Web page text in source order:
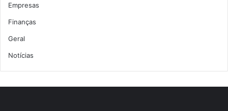
Empresas
Finanças
Geral
Notícias